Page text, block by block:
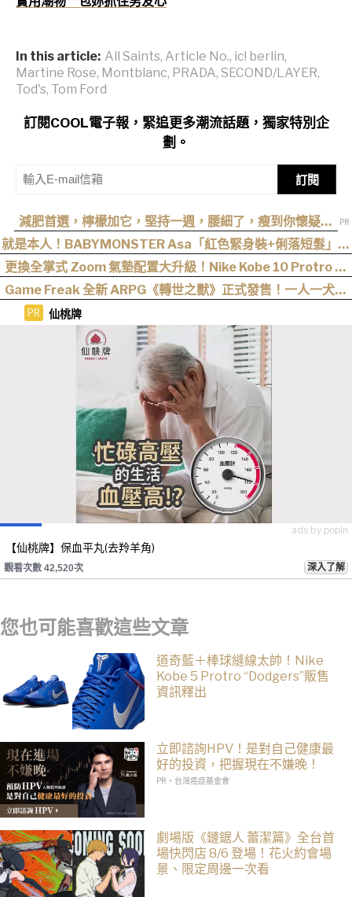
In this article: All Saints, Article No., ic! berlin,
Martine Rose, Montblanc, PRADA, SECOND/LAYER,
Tod's, Tom Ford
訂閱COOL電子報，緊追更多潮流話題，獨家特別企
劃。
訂閱
減肥首選，檸檬加它，堅持一週，腰細了，瘦到你懷疑人
生
就是本人！BABYMONSTER Asa「紅色緊身裝+俐落短髮」與
艾達王相似度爆表，粉絲狂刷「ASA Wong」
更換全掌式 Zoom 氣墊配置大升級！Nike Kobe 10 Protro 正
式回歸
Game Freak 全新 ARPG《轉世之獸》正式發售！一人一犬踏
PR 仙桃牌
ads by popIn
【仙桃牌】保血平丸(去羚羊角)
觀看次數 42,520次 深入了解
您也可能喜歡這些文章
道奇藍＋棒球縫線太帥！Nike
Kobe 5 Protro “Dodgers”販售
資訊釋出
立即諮詢HPV！是對自己健康最
好的投資，把握現在不嫌晚！
PR・台灣癌症基金會
劇場版《鏈鋸人 蕾潔篇》全台首
場快閃店 8/6 登場！花火約會場
景、限定周邊一次看